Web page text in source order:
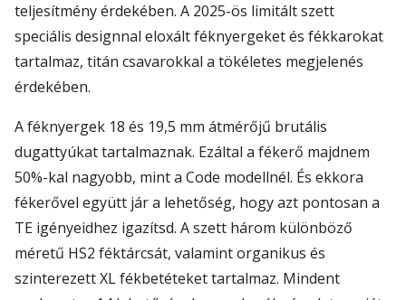
teljesítmény érdekében. A 2025-ös limitált szett
speciális designnal eloxált féknyergeket és fékkarokat
tartalmaz, titán csavarokkal a tökéletes megjelenés
érdekében.
A féknyergek 18 és 19,5 mm átmérőjű brutális
dugattyúkat tartalmaznak. Ezáltal a fékerő majdnem
50%-kal nagyobb, mint a Code modellnél. És ekkora
fékerővel együtt jár a lehetőség, hogy azt pontosan a
TE igényeidhez igazítsd. A szett három különböző
méretű HS2 féktárcsát, valamint organikus és
szinterezett XL fékbetéteket tartalmaz. Mindent